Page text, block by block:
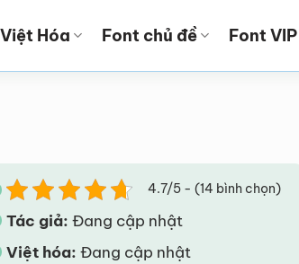
Hóa Font chủ đề Font VIP
4.7/5 - (14 bình chọn)
Tác giả: Đang cập nhật
Việt hóa: Đang cập nhật